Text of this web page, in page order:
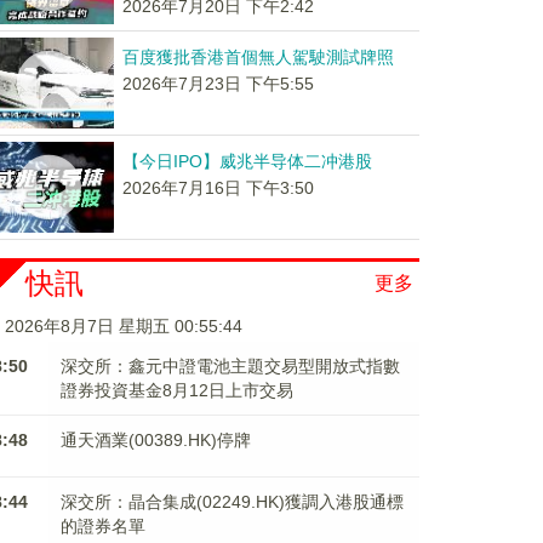
2026年7月20日 下午2:42
百度獲批香港首個無人駕駛測試牌照
2026年7月23日 下午5:55
【今日IPO】威兆半导体二冲港股
2026年7月16日 下午3:50
更多
快訊
2026年8月7日 星期五 00:55:44
深交所：鑫元中證電池主題交易型開放式指數
證券投資基金8月12日上市交易
通天酒業(00389.HK)停牌
深交所：晶合集成(02249.HK)獲調入港股通標
的證券名單